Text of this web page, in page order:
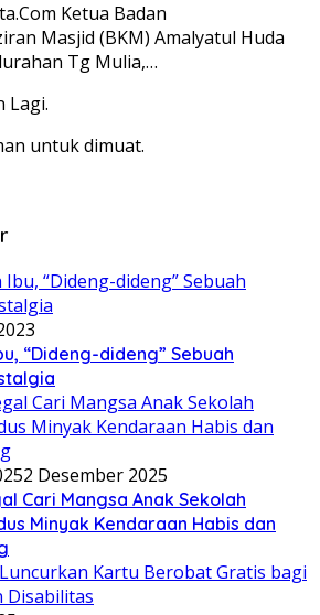
Ketua Badan
Masjid (BKM) Amalyatul Huda
Tg Mulia,…
Lagi.
untuk dimuat.
“Dideng-dideng” Sebuah
2 Desember 2025
Cari Mangsa Anak Sekolah
Minyak Kendaraan Habis dan